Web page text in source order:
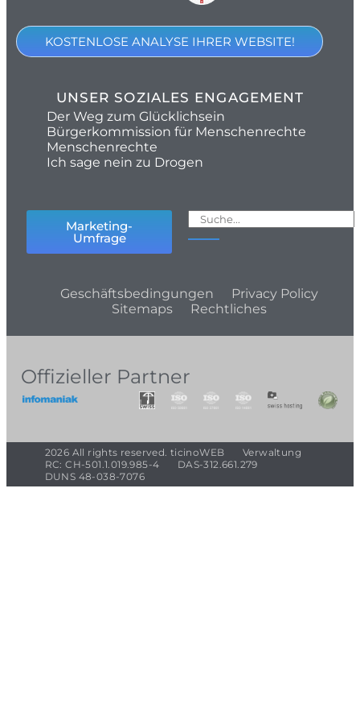
KOSTENLOSE ANALYSE IHRER WEBSITE!
UNSER SOZIALES ENGAGEMENT
Der Weg zum Glücklichsein
Bürgerkommission für Menschenrechte
Menschenrechte
Ich sage nein zu Drogen
Marketing-
Umfrage
Geschäftsbedingungen
Privacy Policy
Sitemaps
Rechtliches
Offizieller Partner
2026 All rights reserved. ticinoWEB
Verwaltung
RC: CH-501.1.019.985-4
DAS-312.661.279
DUNS 48-038-7076